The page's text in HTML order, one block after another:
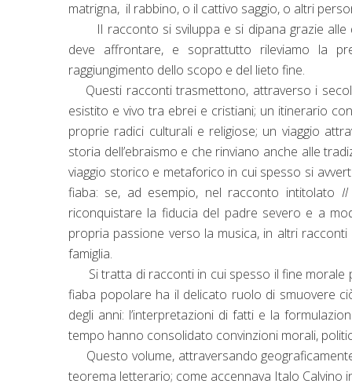
matrigna, il rabbino, o il cattivo saggio, o altri
Il racconto si sviluppa e si dipana grazie alle
deve affrontare, e soprattutto rileviamo la
raggiungimento dello scopo e del lieto fine.
Questi racconti trasmettono, attraverso i
esistito e vivo tra ebrei e cristiani; un itinerario
proprie radici culturali e religiose; un viaggio
storia dell’ebraismo e che rinviano anche alle
viaggio storico e metaforico in cui spesso si
fiaba: se, ad esempio, nel racconto intitolato Il
riconquistare la fiducia del padre severo e a
propria passione verso la musica, in altri
famiglia.
Si tratta di racconti in cui spesso il fine morale
fiaba popolare ha il delicato ruolo di smuovere
degli anni: l’interpretazioni di fatti e la
tempo hanno consolidato convinzioni morali,
Questo volume, attraversando
teorema letterario; come accennava Italo Calvino